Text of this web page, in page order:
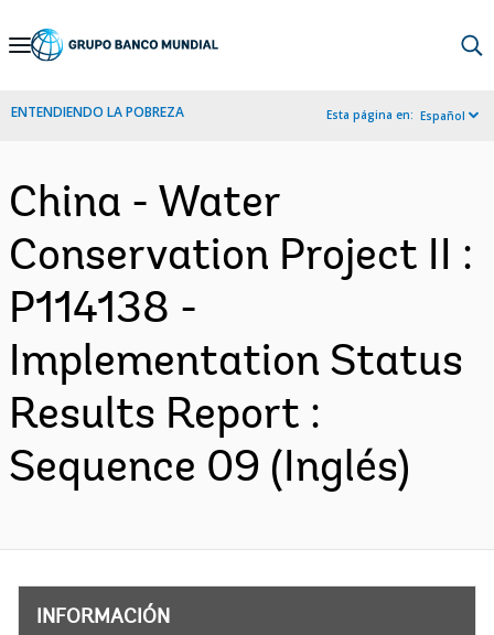
Skip
Navigation
ENTENDIENDO LA POBREZA Esta página en: Español
China - Water
Conservation Project II :
P114138 -
Implementation Status
Results Report :
Sequence 09 (Inglés)
INFORMACIÓN